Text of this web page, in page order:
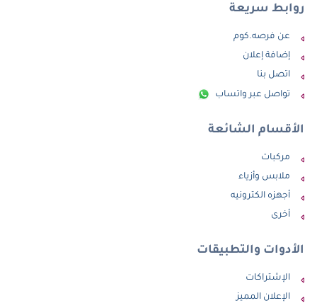
روابط سريعة
عن فرصه.كوم
إضافة إعلان
اتصل بنا
تواصل عبر واتساب
الأقسام الشائعة
مركبات
ملابس وأزياء
أجهزه الكترونيه
أخرى
الأدوات والتطبيقات
الإشتراكات
الإعلان المميز